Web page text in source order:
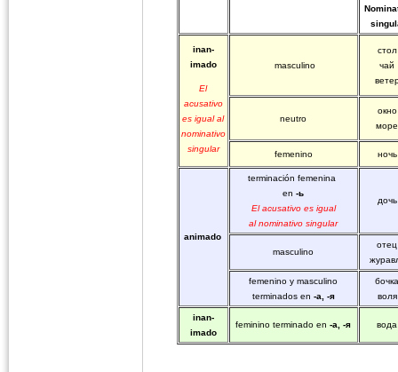
inan-
imado
El
acusativo
es igual al
nominativo
singular
masculino
стол
чай
neutro
окно
море
femenino ночь
animado
terminación femenina
en -ь
El acusativo es igual
al nominativo singular
дочь
masculino
отец
femenino y masculino
terminados en -а, -я
бочка
воля
inan-
imado
feminino terminado en -а, -я вода